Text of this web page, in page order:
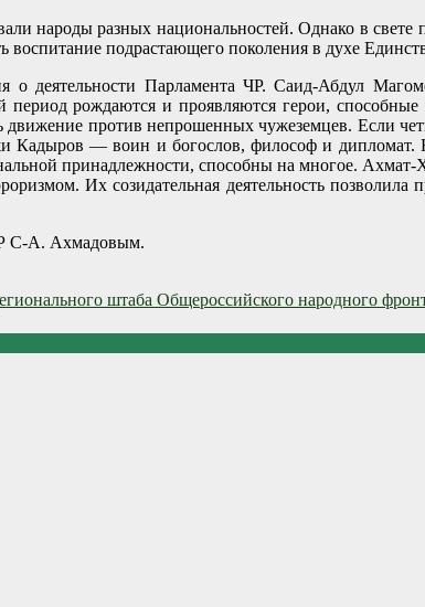
народы разных национальностей. Однако в
подрастающего поколения в духе
деятельности Парламента ЧР. Саид-Абдул
рождаются и проявляются герои,
движение против непрошенных чужеземцев. Если
Кадыров — воин и богослов, философ и
принадлежности, способны на многое.
Их созидательная деятельность
С-А. Ахмадовым.
штаба Общероссийского народного